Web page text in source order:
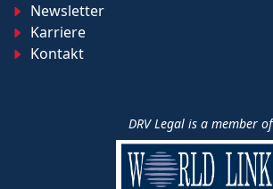
Newsletter
Karriere
Kontakt
DRV Legal is a member of